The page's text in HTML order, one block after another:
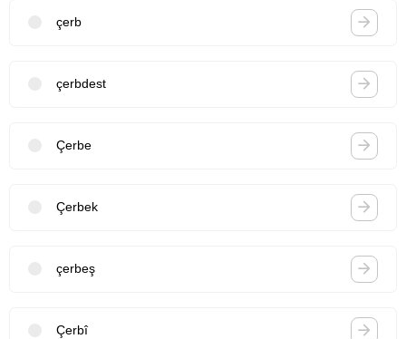
çerb
çerbdest
Çerbe
Çerbek
çerbeş
Çerbî